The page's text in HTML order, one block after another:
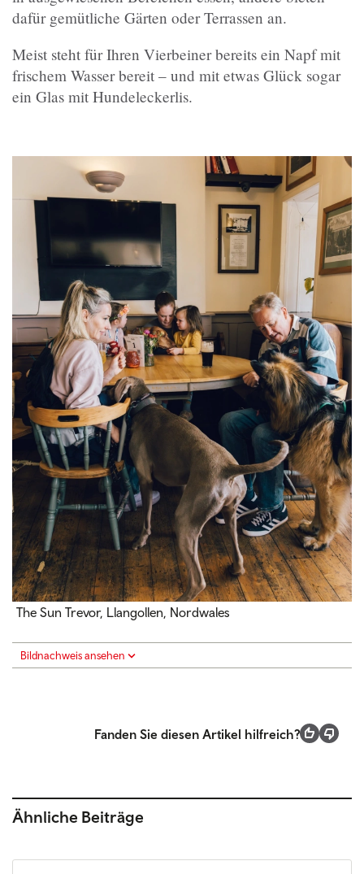
dafür gemütliche Gärten oder Terrassen an.
Meist steht für Ihren Vierbeiner bereits ein Napf mit
frischem Wasser bereit – und mit etwas Glück sogar
ein Glas mit Hundeleckerlis.
The Sun Trevor, Llangollen, Nordwales
Bildnachweis ansehen
Fanden Sie diesen Artikel hilfreich?
Ähnliche Beiträge